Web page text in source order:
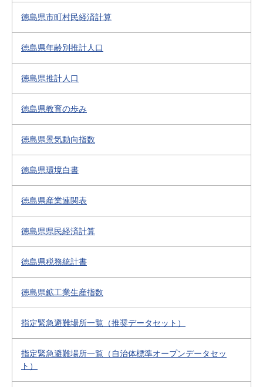
徳島県市町村民経済計算
徳島県年齢別推計人口
徳島県推計人口
徳島県教育の歩み
徳島県景気動向指数
徳島県環境白書
徳島県産業連関表
徳島県県民経済計算
徳島県税務統計書
徳島県鉱工業生産指数
指定緊急避難場所一覧（推奨データセット）
指定緊急避難場所一覧（自治体標準オープンデータセッ
ト）